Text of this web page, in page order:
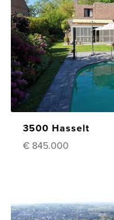
3500 Hasselt
€ 845.000